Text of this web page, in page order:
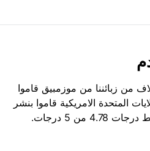
الآلاف من زبائننا من موزمبيق قاموا
المتحدة الامريكية قاموا بنشر